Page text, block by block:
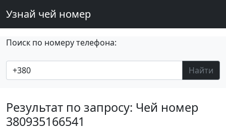
Узнай чей номер
Поиск по номеру телефона:
Найти
Результат по запросу: Чей номер
380935166541